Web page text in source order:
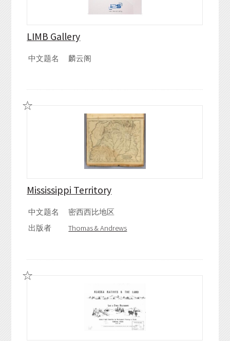
LIMB Gallery
中文题名 麟云阁
Mississippi Territory
中文题名
密西西比地区
出版者
Thomas & Andrews